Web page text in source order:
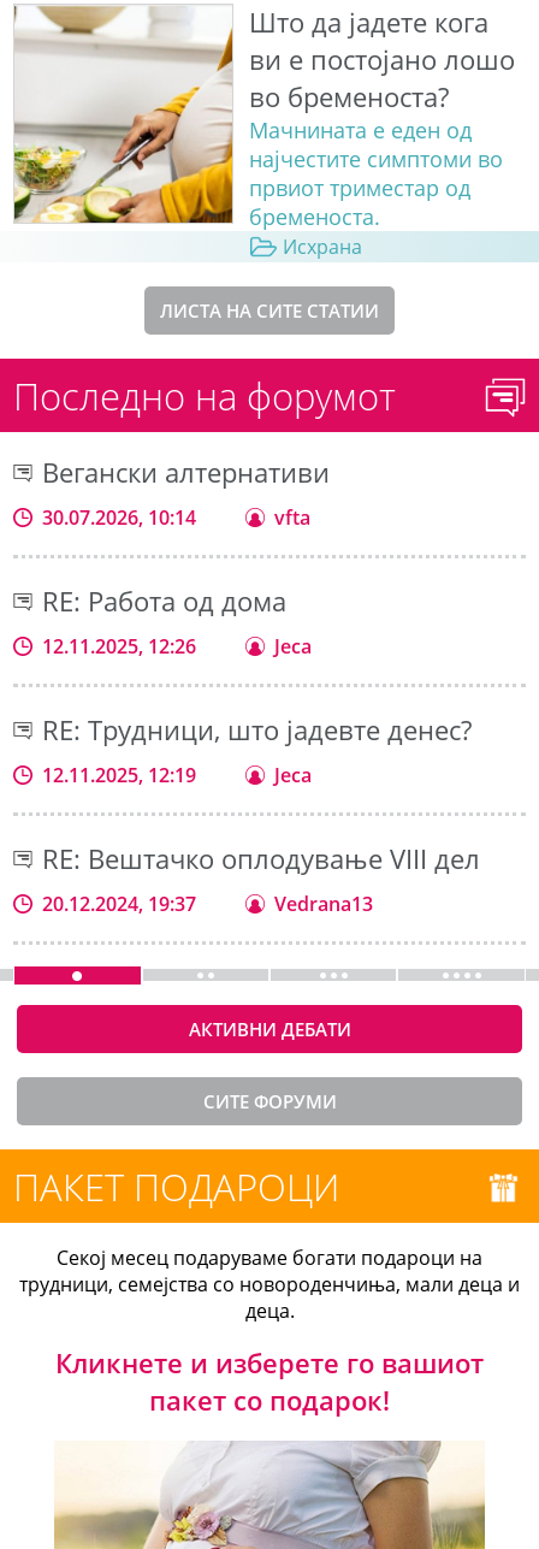
Што да јадете кога
ви е постојано лошо
во бременоста?
Мачнината е еден од
најчестите симптоми во
првиот триместар од
бременоста.
Исхрана
ЛИСТА НА СИТЕ СТАТИИ
Последно на форумот
Вегански алтернативи
30.07.2026, 10:14 vfta
RE: Работа од дома
12.11.2025, 12:26 Jeca
RE: Трудници, што јадевте денес?
12.11.2025, 12:19 Jeca
RE: Вештачко оплодување VIII дел
20.12.2024, 19:37 Vedrana13
АКТИВНИ ДЕБАТИ
СИТЕ ФОРУМИ
ПАКЕТ ПОДАРОЦИ
Секој месец подаруваме богати подароци на
трудници, семејства со новороденчиња, мали деца и
деца.
Кликнете и изберете го вашиот
пакет со подарок!